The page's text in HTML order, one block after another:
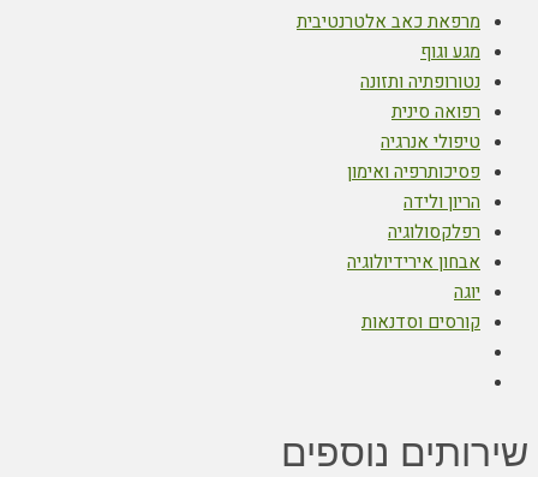
מרפאת כאב אלטרנטיבית
מגע וגוף
נטורופתיה ותזונה
רפואה סינית
טיפולי אנרגיה
פסיכותרפיה ואימון
הריון ולידה
רפלקסולוגיה
אבחון אירידיולוגיה
יוגה
קורסים וסדנאות
שירותים נוספים